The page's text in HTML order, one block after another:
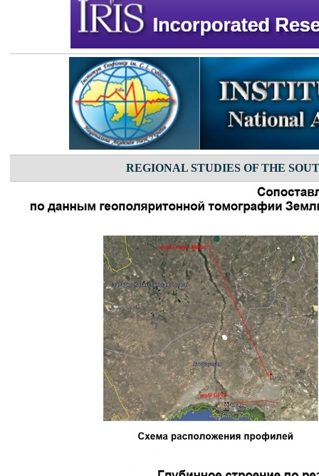
REGIONAL STUDIES OF THE